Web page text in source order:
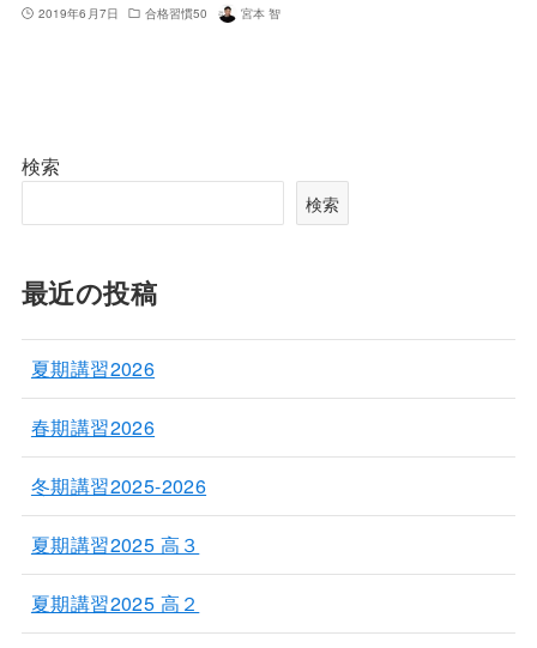
2019年6月7日 合格習慣50 宮本 智
検索
検索
最近の投稿
夏期講習2026
春期講習2026
冬期講習2025-2026
夏期講習2025 高３
夏期講習2025 高２